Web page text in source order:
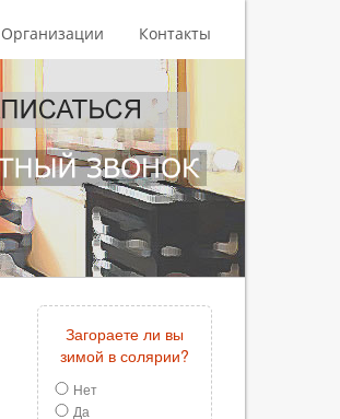
Организации Контакты
Загораете ли вы
зимой в солярии?
Нет
Да